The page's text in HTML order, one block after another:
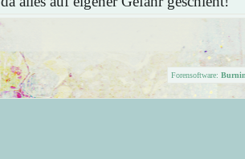
Forensoftware: